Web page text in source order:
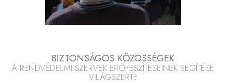
BIZTONSÁGOS KÖZÖSSÉGEK
A RENDVÉDELMI SZERVEK ERŐFESZÍTÉSEINEK SEGÍTÉSE
VILÁGSZERTE